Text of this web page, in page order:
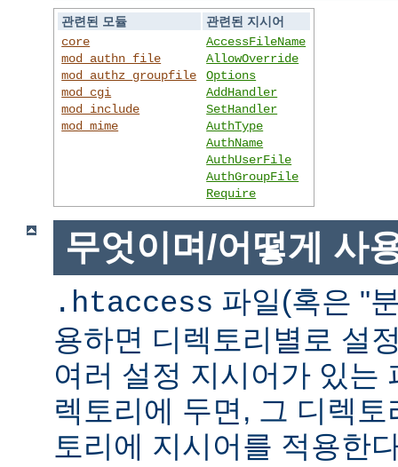
관련된 모듈
관련된 지시어
core
mod_authn_file
mod_authz_groupfile
mod_cgi
mod_include
mod_mime
AccessFileName
AllowOverride
Options
AddHandler
SetHandler
AuthType
AuthName
AuthUserFile
AuthGroupFile
Require
무엇이며/어떻게 사
.htaccess 파일(혹은 "
용하면 디렉토리별로 설
여러 설정 지시어가 있는
렉토리에 두면, 그 디렉
토리에 지시어를 적용한